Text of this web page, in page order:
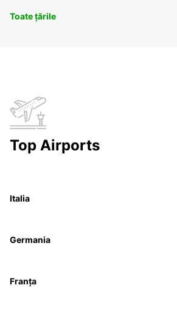
Toate țările
Top Airports
Italia
Germania
Franța